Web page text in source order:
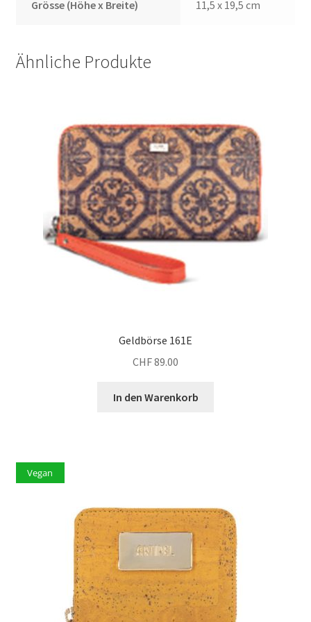
Grösse (Höhe x Breite) 11,5 x 19,5 cm
Ähnliche Produkte
Geldbörse 161E
CHF89.00
In den Warenkorb
Vegan